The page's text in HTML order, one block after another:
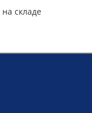
складе